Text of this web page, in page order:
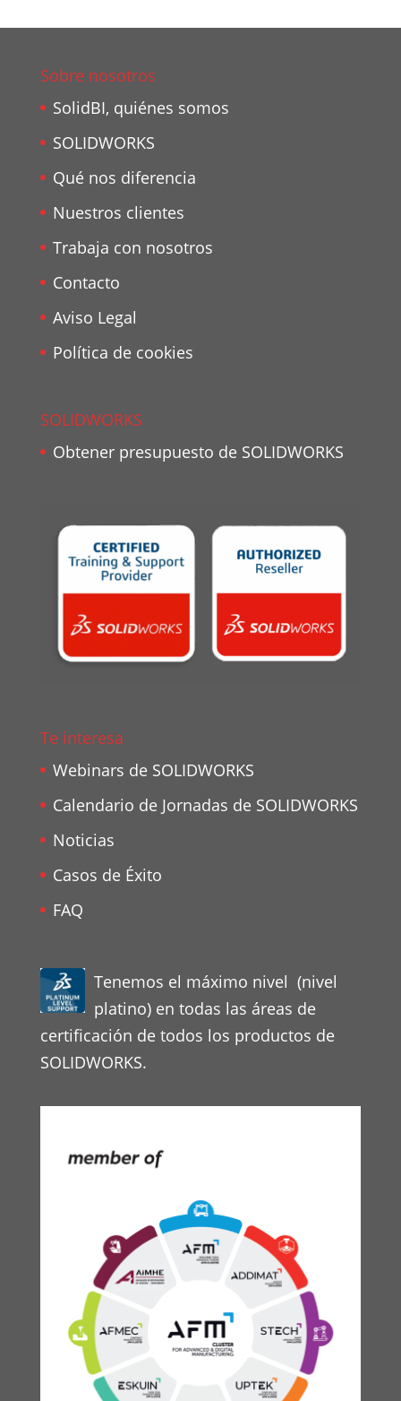
Sobre nosotros
SolidBI, quiénes somos
SOLIDWORKS
Qué nos diferencia
Nuestros clientes
Trabaja con nosotros
Contacto
Aviso Legal
Política de cookies
SOLIDWORKS
Obtener presupuesto de SOLIDWORKS
Te interesa
Webinars de SOLIDWORKS
Calendario de Jornadas de SOLIDWORKS
Noticias
Casos de Éxito
FAQ
Tenemos el máximo nivel (nivel
platino) en todas las áreas de
certificación de todos los productos de
SOLIDWORKS.